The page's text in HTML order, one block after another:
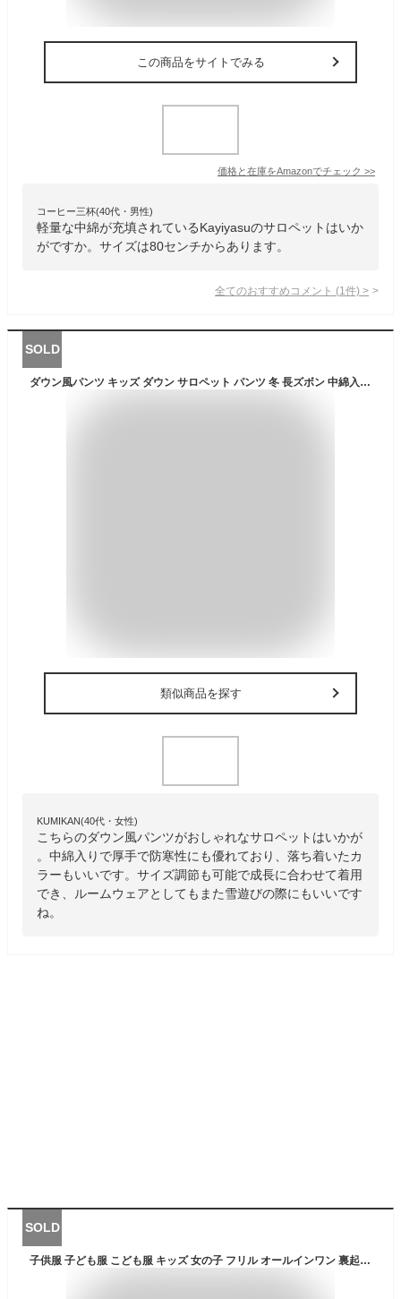
この商品をサイトでみる
価格と在庫をAmazonでチェック >>
コーヒー三杯(40代・男性)
軽量な中綿が充填されているKayiyasuのサロペットはいか
がですか。サイズは80センチからあります。
全てのおすすめコメント (1 件) >
SOLD
ダウン風パンツ キッズ ダウン サロペット パンツ 冬 長ズボン 中綿入り ジャンプスーツ カバーオール 子供服 女の子 男の子 厚手 防寒 防風 ベビー服 通学 通園 秋冬 登山 アウトドア 雪遊び 送料無料 80 90 100 110 120cm
類似商品を探す
KUMIKAN(40代・女性)
こちらのダウン風パンツがおしゃれなサロペットはいかが
。中綿入りで厚手で防寒性にも優れており、落ち着いたカ
ラーもいいです。サイズ調節も可能で成長に合わせて着用
でき、ルームウェアとしてもまた雪遊びの際にもいいです
ね。
SOLD
子供服 子ども服 こども服 キッズ 女の子 フリル オールインワン 裏起毛 無地 10分丈 ポケット 春 秋 冬 110 120 130 140 150 ◇裏起毛オールインワン◇